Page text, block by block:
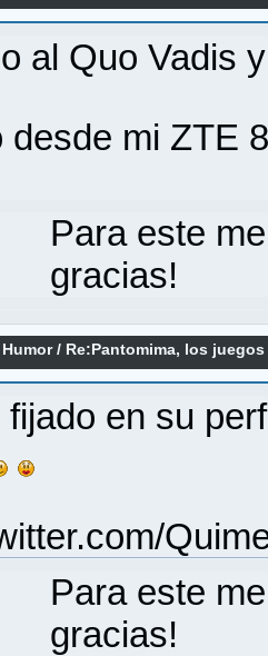
al Quo Vadis
desde mi ZTE
Para este
gracias!
Humor/ Re:Pantomima, los juegos
fijado en su
Para este
gracias!